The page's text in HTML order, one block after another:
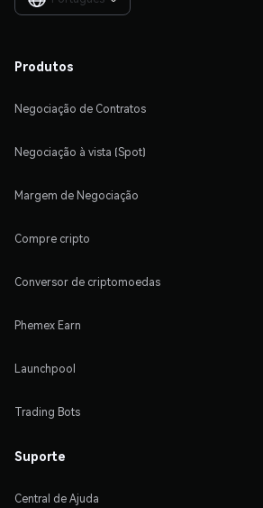
Produtos
Negociação de Contratos
Negociação à vista (Spot)
Margem de Negociação
Compre cripto
Conversor de criptomoedas
Phemex Earn
Launchpool
Trading Bots
Suporte
Central de Ajuda